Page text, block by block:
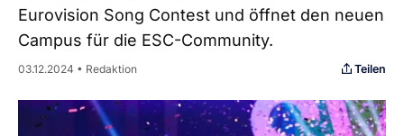
Eurovision Song Contest und öffnet den neuen
Campus für die ESC-Community.
03.12.2024 • Redaktion Teilen